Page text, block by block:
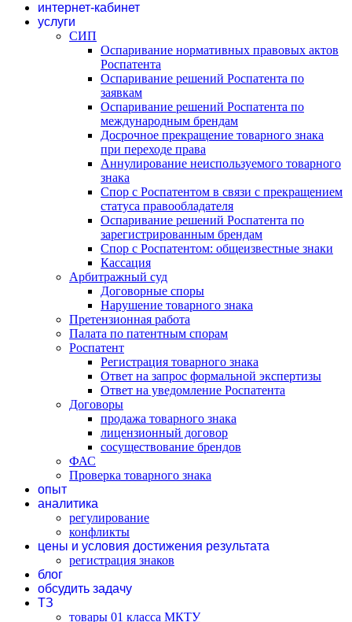
интернет-кабинет
услуги
СИП
Оспаривание нормативных правовых актов
Роспатента
Оспаривание решений Роспатента по
заявкам
Оспаривание решений Роспатента по
международным брендам
Досрочное прекращение товарного знака
при переходе права
Аннулирование неиспользуемого товарного
знака
Спор с Роспатентом в связи с прекращением
статуса правообладателя
Оспаривание решений Роспатента по
зарегистрированным брендам
Спор с Роспатентом: общеизвестные знаки
Кассация
Арбитражный суд
Договорные споры
Нарушение товарного знака
Претензионная работа
Палата по патентным спорам
Роспатент
Регистрация товарного знака
Ответ на запрос формальной экспертизы
Ответ на уведомление Роспатента
Договоры
продажа товарного знака
лицензионный договор
сосуществование брендов
ФАС
Проверка товарного знака
опыт
аналитика
регулирование
конфликты
цены и условия достижения результата
регистрация знаков
блог
обсудить задачу
ТЗ
товары 01 класса МКТУ